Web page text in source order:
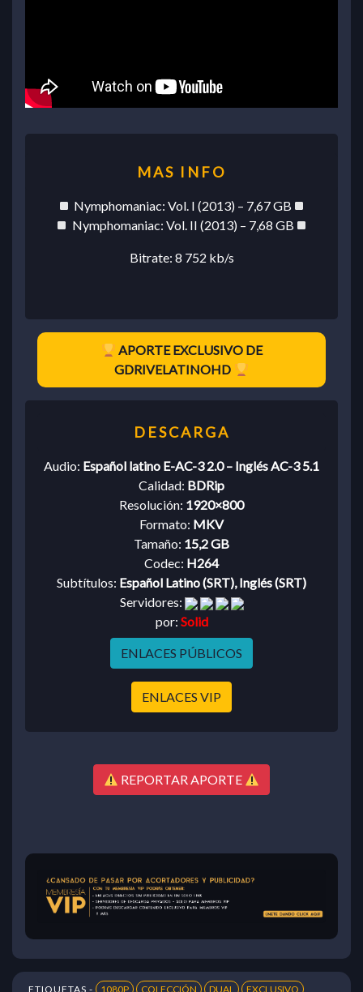
Nymphomaniac: Vol. I (2013) – 7,67 GB
Nymphomaniac: Vol. II (2013) – 7,68 GB
Bitrate: 8 752 kb/s
APORTE EXCLUSIVO DE
GDRIVELATINOHD
Audio: Español latino E-AC-3 2.0 – Inglés AC-3 5.1
Calidad: BDRip
Resolución: 1920×800
Formato: MKV
Tamaño: 15,2 GB
Codec: H264
Subtítulos: Español Latino (SRT), Inglés (SRT)
Servidores:
por: Solid
ENLACES PÚBLICOS
ENLACES VIP
REPORTAR APORTE
ETIQUETAS - 1080P COLECCIÓN DUAL EXCLUSIVO